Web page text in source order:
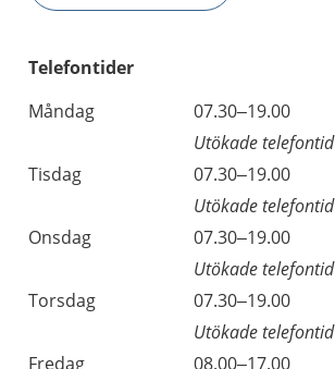
Telefontider
Måndag
07.30–19.00
Utökade telefontid
Tisdag
07.30–19.00
Utökade telefontid
Onsdag
07.30–19.00
Utökade telefontid
Torsdag
07.30–19.00
Utökade telefontid
Fredag
08.00–17.00